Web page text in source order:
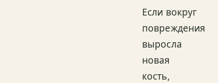
Если вокруг
повреждения
выросла
новая
кость,